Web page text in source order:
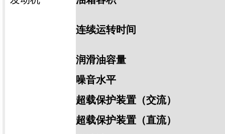
连续运转时间
润滑油容量
噪音水平
超载保护装置（交流）
超载保护装置（直流）